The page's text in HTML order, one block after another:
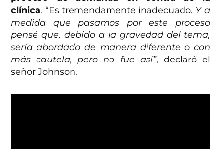
clínica. “Es tremendamente inadecuado. Y a
medida que pasamos por este proceso
pensé que, debido a la gravedad del tema,
sería abordado de manera diferente o con
más cautela, pero no fue así”, declaró el
señor Johnson.